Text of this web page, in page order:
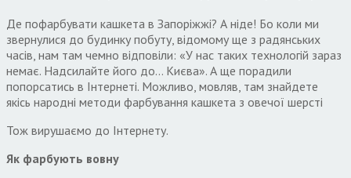
Де пофарбувати кашкета в Запоріжжі? А ніде! Бо коли ми
звернулися до будинку побуту, відомому ще з радянських
часів, нам там чемно відповіли: «У нас таких технологій зараз
немає. Надсилайте його до… Києва». А ще порадили
попорсатись в Інтернеті. Можливо, мовляв, там знайдете
якісь народні методи фарбування кашкета з овечої шерсті
Тож вирушаємо до Інтернету.
Як фарбують вовну